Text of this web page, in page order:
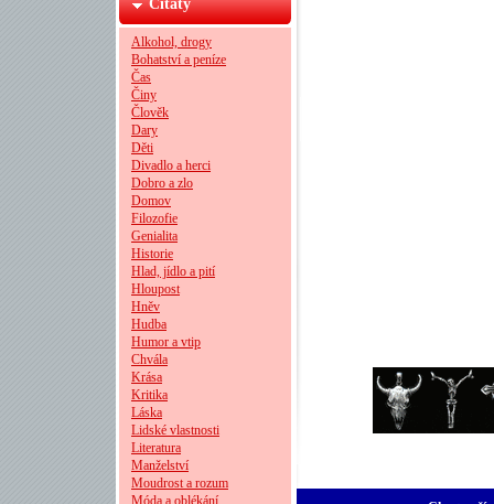
Citáty
Alkohol, drogy
Bohatství a peníze
Čas
Činy
Člověk
Dary
Děti
Divadlo a herci
Dobro a zlo
Domov
Filozofie
Genialita
Historie
Hlad, jídlo a pití
Hloupost
Hněv
Hudba
Humor a vtip
Chvála
Krása
Kritika
Láska
Lidské vlastnosti
Literatura
Manželství
Moudrost a rozum
Móda a oblékání